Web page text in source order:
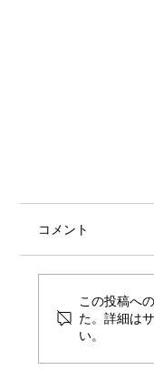
植樹祭ス
コメント
この投稿へ
た。詳細は
い。